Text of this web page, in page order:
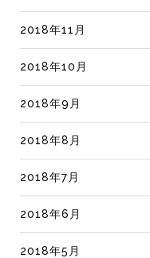
2018年11月
2018年10月
2018年9月
2018年8月
2018年7月
2018年6月
2018年5月